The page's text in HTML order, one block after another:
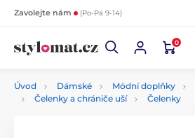
Zavolejte nám (Po-Pá 9-14)
0
Úvod Dámské Módní doplňky
Čelenky a chrániče uší
Čelenky